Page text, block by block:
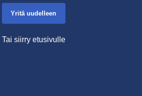
Yritä uudelleen
Tai siirry etusivulle